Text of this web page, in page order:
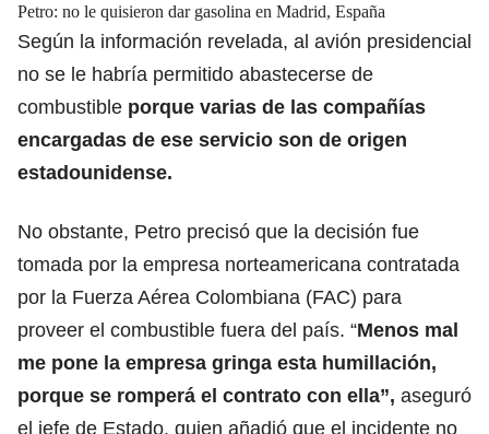
Petro: no le quisieron dar gasolina en Madrid, España
Según la información revelada, al avión presidencial
no se le habría permitido abastecerse de
combustible porque varias de las compañías
encargadas de ese servicio son de origen
estadounidense.
No obstante, Petro precisó que la decisión fue
tomada por la empresa norteamericana contratada
por la Fuerza Aérea Colombiana (FAC) para
proveer el combustible fuera del país. “Menos mal
me pone la empresa gringa esta humillación,
porque se romperá el contrato con ella”, aseguró
el jefe de Estado, quien añadió que el incidente no